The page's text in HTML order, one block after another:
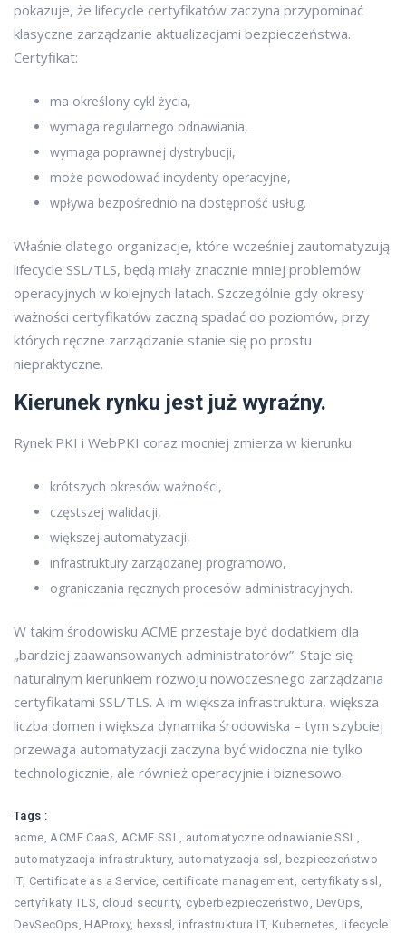
pokazuje, że lifecycle certyfikatów zaczyna przypominać
klasyczne zarządzanie aktualizacjami bezpieczeństwa.
Certyfikat:
ma określony cykl życia,
wymaga regularnego odnawiania,
wymaga poprawnej dystrybucji,
może powodować incydenty operacyjne,
wpływa bezpośrednio na dostępność usług.
Właśnie dlatego organizacje, które wcześniej zautomatyzują
lifecycle SSL/TLS, będą miały znacznie mniej problemów
operacyjnych w kolejnych latach. Szczególnie gdy okresy
ważności certyfikatów zaczną spadać do poziomów, przy
których ręczne zarządzanie stanie się po prostu
niepraktyczne.
Kierunek rynku jest już wyraźny.
Rynek PKI i WebPKI coraz mocniej zmierza w kierunku:
krótszych okresów ważności,
częstszej walidacji,
większej automatyzacji,
infrastruktury zarządzanej programowo,
ograniczania ręcznych procesów administracyjnych.
W takim środowisku ACME przestaje być dodatkiem dla
„bardziej zaawansowanych administratorów”. Staje się
naturalnym kierunkiem rozwoju nowoczesnego zarządzania
certyfikatami SSL/TLS. A im większa infrastruktura, większa
liczba domen i większa dynamika środowiska – tym szybciej
przewaga automatyzacji zaczyna być widoczna nie tylko
technologicznie, ale również operacyjnie i biznesowo.
Tags :
acme,ACME CaaS, ACME SSL, automatyczne odnawianie SSL,
automatyzacja infrastruktury, automatyzacja ssl , bezpieczeństwo
IT, Certificate as a Service, certificate management, certyfikaty ssl ,
certyfikaty TLS, cloud security, cyberbezpieczeństwo , DevOps,
DevSecOps, HAProxy, hexssl , infrastruktura IT, Kubernetes, lifecycle